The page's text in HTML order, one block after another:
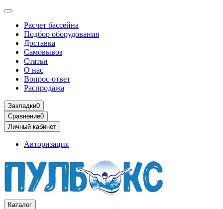
Расчет бассейна
Подбор оборудования
Доставка
Самовывоз
Статьи
О нас
Вопрос-ответ
Распродажа
Закладки0
Сравнение0
Личный кабинет
Авторизация
Каталог